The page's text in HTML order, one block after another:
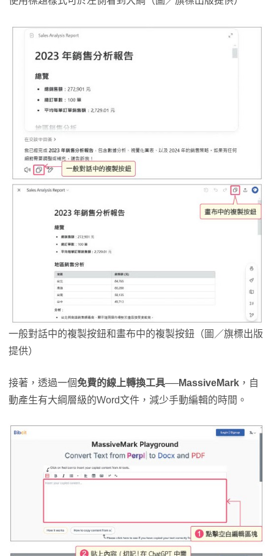
一般對話中的複製按鈕和畫布中的複製按鈕（圖／旗標出版
提供）
接著，透過一個免費的線上轉換工具──MassiveMark ，自
動產生有大綱層級的Word文件，減少手動編輯的時間。